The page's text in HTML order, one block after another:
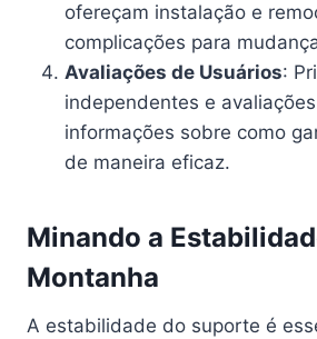
ofereçam instalação e
complicações para
Avaliações de Usuários:
independentes e
informações sobre como
de maneira eficaz.
Minando a
Montanha
A estabilidade do suporte é